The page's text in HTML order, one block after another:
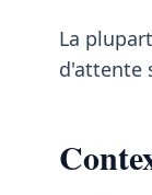
La
d'attente